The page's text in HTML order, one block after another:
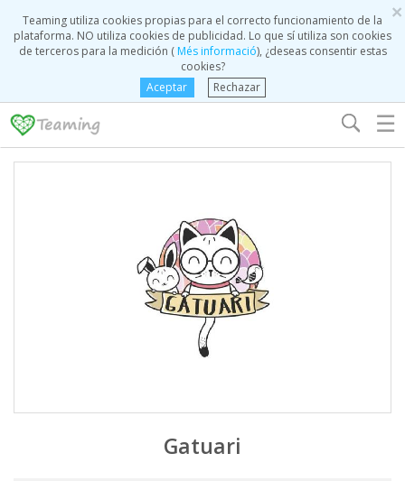
×
Teaming utiliza cookies propias para el correcto funcionamiento de la
plataforma. NO utiliza cookies de publicidad. Lo que sí utiliza son cookies
de terceros para la medición (Més informació), ¿deseas consentir estas
cookies?
Aceptar
Rechazar
☰
Gatuari